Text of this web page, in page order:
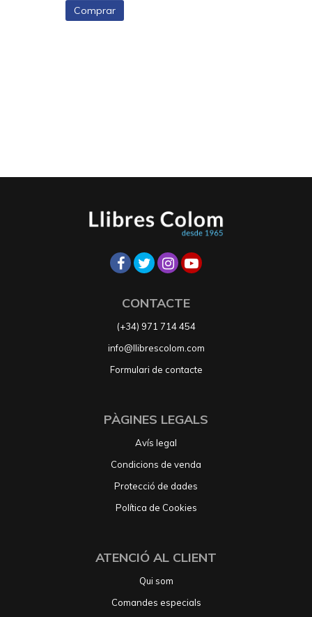
Comprar
CONTACTE
(+34) 971 714 454
info@llibrescolom.com
Formulari de contacte
PÀGINES LEGALS
Avís legal
Condicions de venda
Protecció de dades
Política de Cookies
ATENCIÓ AL CLIENT
Qui som
Comandes especials